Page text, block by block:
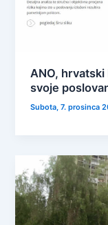
ANO,
svoje
Subota, 7. prosinca